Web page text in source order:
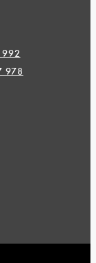
992
978